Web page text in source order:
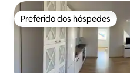
Preferido dos hóspedes
Preferido dos hóspedes